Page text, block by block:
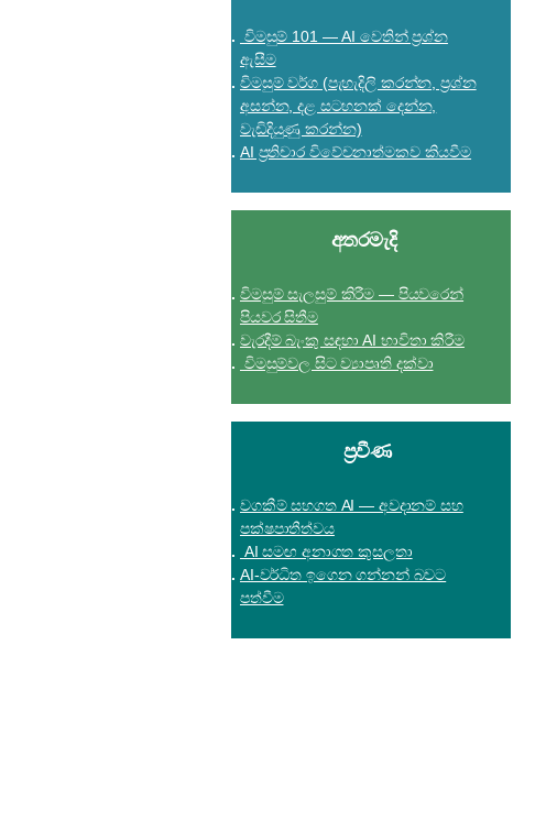
විමසුම් 101 — AI වෙතින් ප්‍රශ්න
ඇසීම
විමසුම් වර්ග (පැහැදිලි කරන්න, ප්‍රශ්න
අසන්න, දළ සටහනක් දෙන්න,
වැඩිදියුණු කරන්න)
AI ප්‍රතිචාර විවේචනාත්මකව කියවීම
අතරමැදි
විමසුම් සැලසුම් කිරීම — පියවරෙන්
පියවර සිතීම
වැරදීම් බැංකු සඳහා AI භාවිතා කිරීම
විමසුම්වල සිට ව්‍යාපෘති දක්වා
ප්‍රවීණ
වගකීම් සහගත AI — අවදානම් සහ
පක්ෂපාතීත්වය
AI සමඟ අනාගත කුසලතා
AI-වර්ධිත ඉගෙන ගන්නන් බවට
පත්වීම